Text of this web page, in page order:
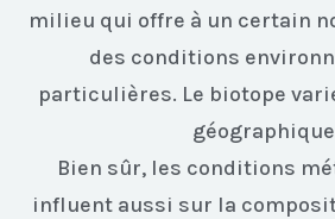
milieu qui offre à un certain
des conditions
particulières. Le biotope
Bien sûr, les conditions
influent aussi sur la